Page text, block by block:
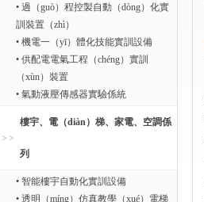
• 過（guò）程控製自動（dòng）化實
訓裝置（zhì）
• 機電一（yī）體化技能實訓設備
• 供配電電氣工程（chéng）實訓
（xùn）裝置
• 氣動液壓傳感器實驗係統
樓宇、電（diàn）梯、家電、空調係
列
• 智能樓宇自動化實訓設備
• 透明（míng）仿真教學（xué）電梯